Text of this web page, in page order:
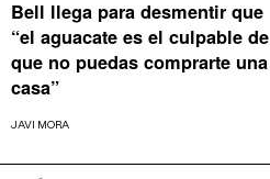
Bell llega para desmentir que
“el aguacate es el culpable de
que no puedas comprarte una
casa”
JAVI MORA